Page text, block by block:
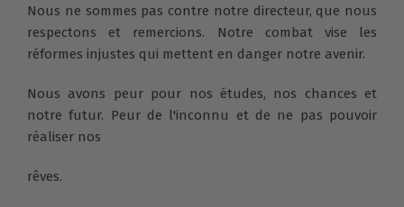
Nous ne sommes pas contre notre directeur, que nous
respectons et remercions. Notre combat vise les
réformes injustes qui mettent en danger notre avenir.
Nous avons peur pour nos études, nos chances et
notre futur. Peur de l'inconnu et de ne pas pouvoir
réaliser nos
rêves.